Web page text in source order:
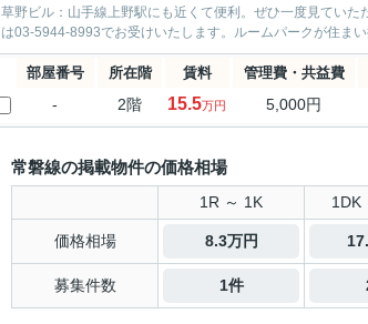
草野ビル：山手線上野駅にも近くて便利。ぜひ一度見てい
は03-5944-8993でお受けいたします。ルームパークが住ま
部屋番号 所在階 賃料 管理費・共益費
- 2階 15.5万円 5,000円
常磐線の掲載物件の価格相場
1R ～ 1K 1DK
価格相場 8.3万円
募集件数 1件